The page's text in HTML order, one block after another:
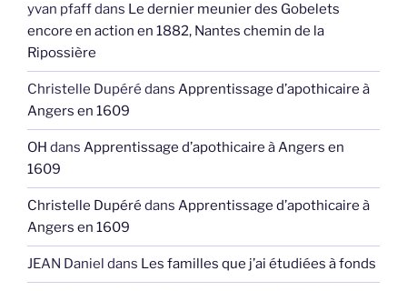
yvan pfaffdans Le dernier meunier des Gobelets
encore en action en 1882, Nantes chemin de la
Ripossière
Christelle Dupéré dans Apprentissage d’apothicaire à
Angers en 1609
OH dans Apprentissage d’apothicaire à Angers en
1609
Christelle Dupéré dans Apprentissage d’apothicaire à
Angers en 1609
JEAN Daniel dans Les familles que j’ai étudiées à fonds